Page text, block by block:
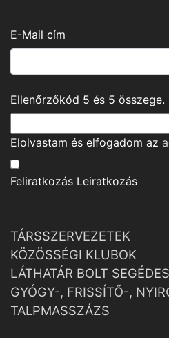
E-Mail cím
Ellenőrzőkód 5 és 5 összege.
Elolvastam és elfogadom az
Feliratkozás Leiratkozás
TÁRSSZERVEZETEK
KÖZÖSSÉGI KLUBOK
LÁTHATÁR BOLT
GYÓGY-, FRISSÍTŐ-,
TALPMASSZÁZS